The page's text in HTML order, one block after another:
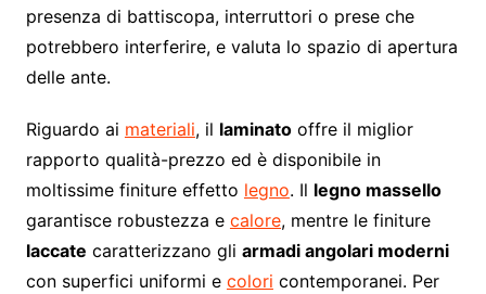
presenza di battiscopa, interruttori o prese che
potrebbero interferire, e valuta lo spazio di apertura
delle ante.
Riguardo ai materiali, il laminatooffre il miglior
rapporto qualità-prezzo ed è disponibile in
moltissime finiture effetto legno. Il legno massello
garantisce robustezza e calore, mentre le finiture
laccate caratterizzano gli armadi angolari moderni
con superfici uniformi e colori contemporanei. Per